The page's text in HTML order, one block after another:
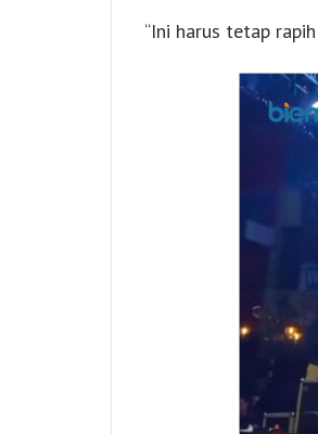
“Ini harus tetap